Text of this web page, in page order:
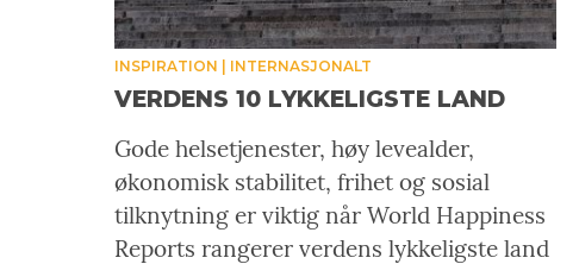
INSPIRATION INTERNASJONALT
VERDENS 10 LYKKELIGSTE LAND
Gode helsetjenester, høy levealder,
økonomisk stabilitet, frihet og sosial
tilknytning er viktig når World Happiness
Reports rangerer verdens lykkeligste land